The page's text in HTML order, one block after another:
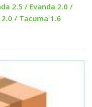
2.5 / Evanda 2.0 /
/ Tacuma 1.6